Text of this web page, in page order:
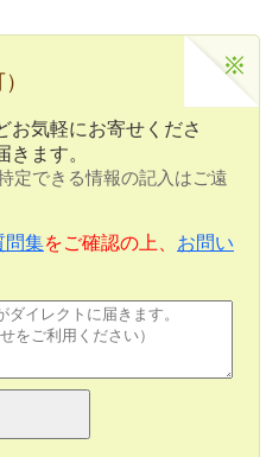
お気軽にお寄せくださ
ます。
定できる情報の記入はご遠
問集をご確認の上、 お問い